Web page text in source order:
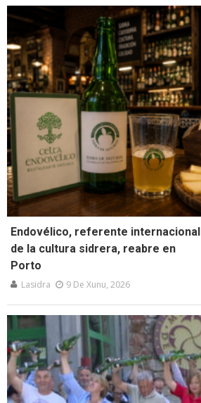
Endovélico, referente internacional
de la cultura sidrera, reabre en
Porto
Lasidra 9 De Xunu, 2026